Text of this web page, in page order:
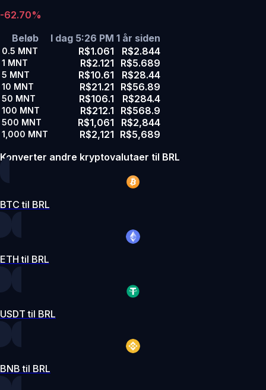
-62.70%
Beløb
I dag 5:26 PM 1 år siden
0.5 MNT R$1.061 R$2.844
1 MNT R$2.121 R$5.689
5 MNT R$10.61 R$28.44
10 MNT R$21.21 R$56.89
50 MNT R$106.1 R$284.4
100 MNT R$212.1 R$568.9
500 MNT R$1,061 R$2,844
1,000 MNT R$2,121 R$5,689
Konverter andre kryptovalutaer til BRL
BTC til BRL
ETH til BRL
USDT til BRL
BNB til BRL